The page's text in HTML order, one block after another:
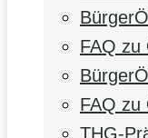
FAQ zu
FAQ zu
THG-